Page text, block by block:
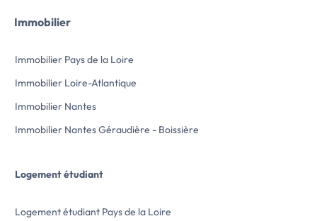
Immobilier
Immobilier Pays de la Loire
Immobilier Loire-Atlantique
Immobilier Nantes
Immobilier Nantes Géraudière - Boissière
Logement étudiant
Logement étudiant Pays de la Loire